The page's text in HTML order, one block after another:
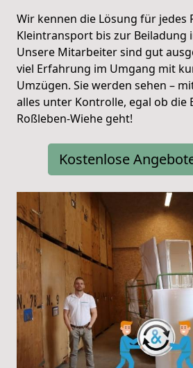
Wir kennen die Lösung für jedes
Kleintransport bis zur Beiladung
Unsere Mitarbeiter sind gut
viel Erfahrung im Umgang mit
Umzügen. Sie werden sehen –
alles unter Kontrolle, egal ob die
Roßleben-Wiehe geht!
Kostenlose